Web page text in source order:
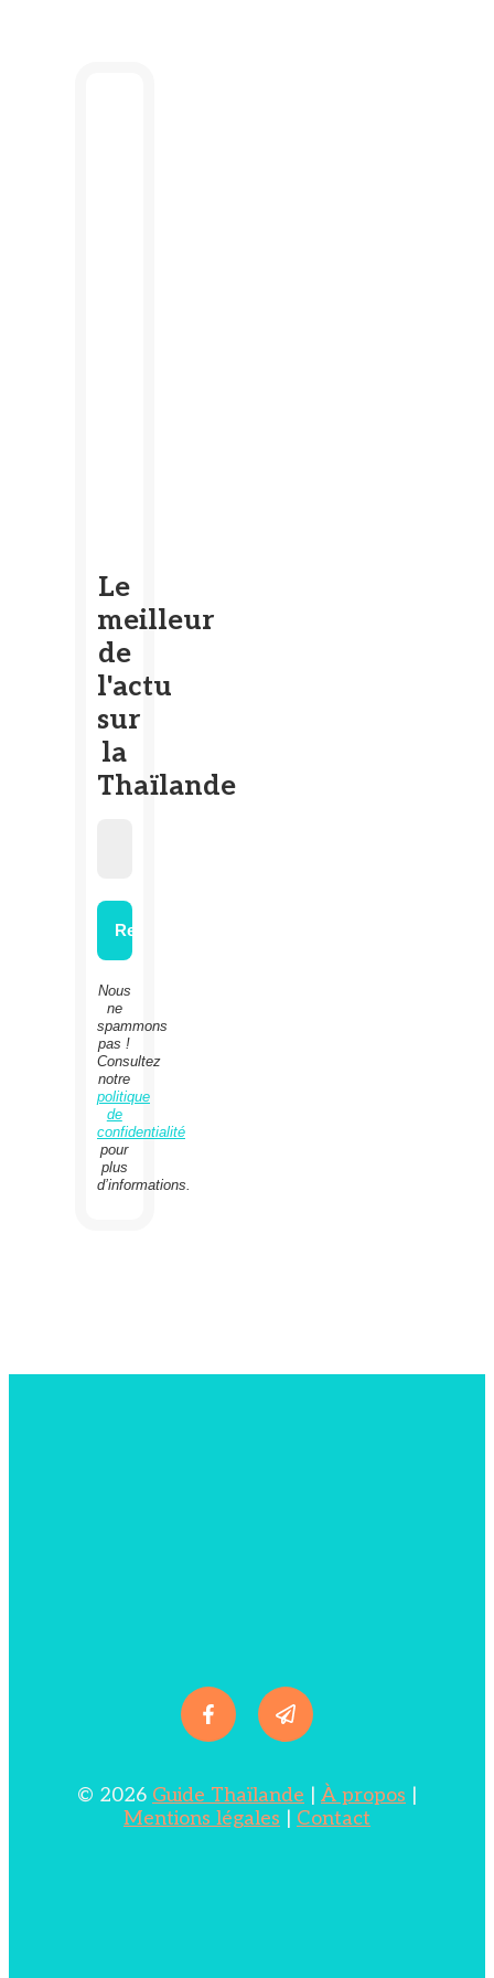
Le
meilleur
de
l'actu
sur
la
Thaïlande
Nous
ne
spammons
pas !
Consultez
notre
politique
de
confidentialité
pour
plus
d’informations.
© 2026 Guide Thaïlande À propos
Mentions légales
Contact